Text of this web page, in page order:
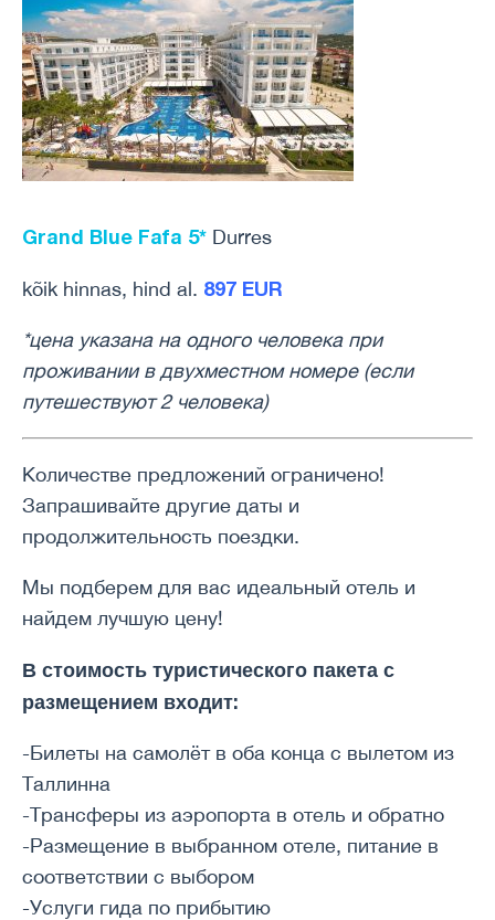
Grand Blue Fafa 5* Durres
kõik hinnas, hind al. 897 EUR
*цена указана на одного человека при
проживании в двухместном номере (если
путешествуют 2 человека)
Количестве предложений ограничено!
Запрашивайте другие даты и
продолжительность поездки.
Мы подберем для вас идеальный отель и
найдем лучшую цену!
В стоимость туристического пакета с
размещением входит:
-Билеты на самолёт в оба конца с вылетом из
Таллинна
-Трансферы из аэропорта в отель и обратно
-Размещение в выбранном отеле, питание в
соответствии с выбором
-Услуги гида по прибытию